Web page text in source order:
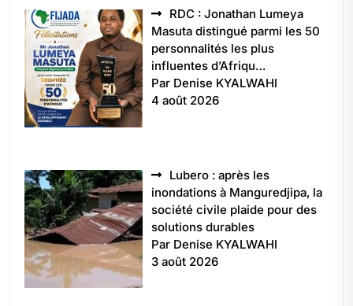
RDC : Jonathan Lumeya
Masuta distingué parmi les 50
personnalités les plus
influentes d’Afriqu…
Par Denise KYALWAHI
4 août 2026
Lubero : après les
inondations à Manguredjipa, la
société civile plaide pour des
solutions durables
Par Denise KYALWAHI
3 août 2026